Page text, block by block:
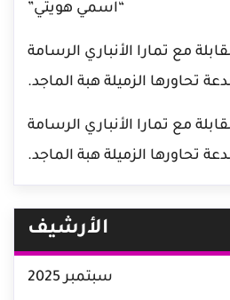
“اسمي هويتي”
مع تمارا الأنباري الرسامة
تحاورها الزميلة هبة الماجد.
مع تمارا الأنباري الرسامة
تحاورها الزميلة هبة الماجد.
الأرشيف
سبتمبر 2025